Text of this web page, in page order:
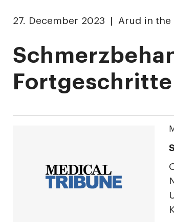
27. December 2023 | Arud in the